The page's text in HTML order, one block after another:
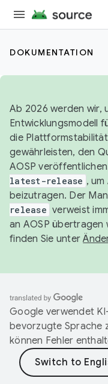
DOKUMENTATION
Ab 2026 werden wir,
Entwicklungsmodell
die
gewährleisten, den
AOSP
latest-release ,
beizutragen. Der
release verweist
an AOSP
finden Sie unter
Google verwendet
bevorzugte Sprache
können Fehler